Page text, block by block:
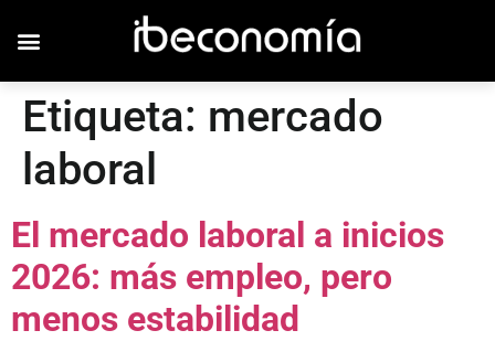
Etiqueta: mercado
laboral
El mercado laboral a inicios
2026: más empleo, pero
menos estabilidad